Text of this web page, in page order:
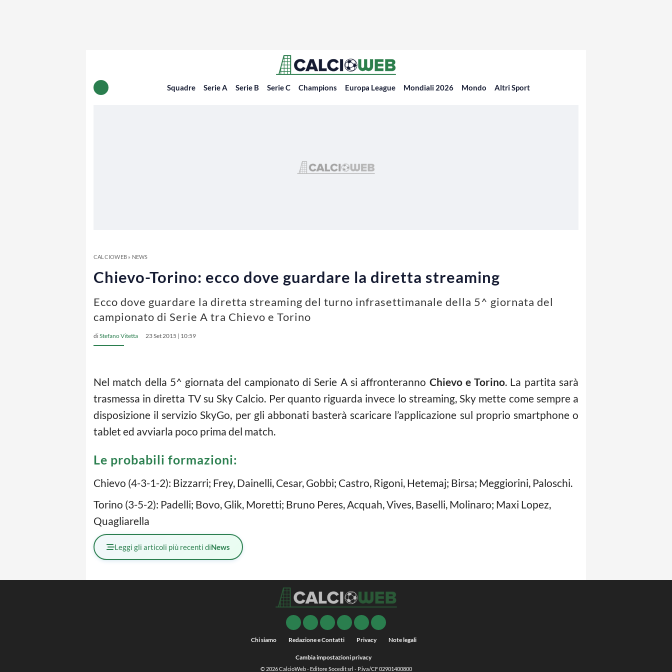
Squadre Serie A Serie B Serie C Champions Europa League Mondiali 2026 Mondo Altri Sport
CALCIOWEB» NEWS
Chievo-Torino: ecco dove guardare la diretta streaming
Ecco dove guardare la diretta streaming del turno infrasettimanale della 5^ giornata del
campionato di Serie A tra Chievo e Torino
diStefano Vitetta 23 Set 2015 | 10:59
Nel match della 5^ giornata del campionato di Serie A si affronteranno Chievo e Torino. La partita sarà
trasmessa in diretta TV su Sky Calcio. Per quanto riguarda invece lo streaming, Sky mette come sempre a
disposizione il servizio SkyGo, per gli abbonati basterà scaricare l’applicazione sul proprio smartphone o
tablet ed avviarla poco prima del match.
Le probabili formazioni:
Chievo (4-3-1-2): Bizzarri; Frey, Dainelli, Cesar, Gobbi; Castro, Rigoni, Hetemaj; Birsa; Meggiorini, Paloschi.
Torino (3-5-2): Padelli; Bovo, Glik, Moretti; Bruno Peres, Acquah, Vives, Baselli, Molinaro; Maxi Lopez,
Quagliarella
Leggi gli articoli più recenti diNews
Chi siamo Redazione e Contatti Privacy Note legali
Cambia impostazioni privacy
© 2026CalcioWeb- Editore Socedit srl - P.iva/CF 02901400800